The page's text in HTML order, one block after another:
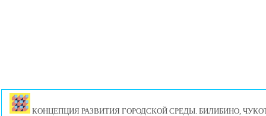
КОНЦЕПЦИЯ РАЗВИТИЯ ГОРОДСКОЙ СРЕДЫ. БИЛИБИНО,